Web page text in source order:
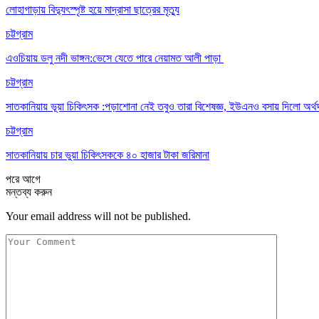
লোহাগাড়ায় বিদ্যুৎস্পৃষ্ট হয়ে মাদ্রাসা ছাত্রের মৃত্যু
চট্টগ্রাম
এওচিয়ায় ডলু নদী ভাঙ্গন:ভেসে যেতে পারে নেয়ামত আলী পাড়া
চট্টগ্রাম
সাতকানিয়ায় ভূয়া চিকিৎসক :পড়াশোনা নেই তবুও তারা বিশেষজ্ঞ, ইউএনও বসায় দিলো
চট্টগ্রাম
সাতকানিয়ায় চার ভুয়া চিকিৎসককে ৪০ হাজার টাকা জরিমানা
পরেআগে
মন্তব্য করুন
Your email address will not be published.